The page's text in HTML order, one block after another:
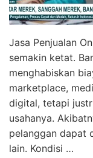
Jasa Penjualan
semakin ketat.
menghabiskan
marketplace,
digital, tetapi
usahanya.
pelanggan dapat
lain. Kondisi …